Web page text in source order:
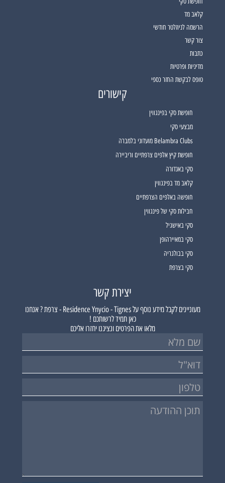
קלאב מד
הרשמה לניוזלטר חודשי
צור קשר
כתבות
מדיניות ופרטיות
טופס לבקשת החזר כספי
קישורים
חופשת סקי בפינגווין
מבצעי סקי
Belambra Clubs מועדוני בלמברה
חופשת קיץ אלפים צרפתיים וריביירה
סקי באנדורה
קלאב מד בפינגווין
חופשה באלפים הצרפתיים
חבילות סקי של פינגווין
סקי באישגיל
סקי במאיירהופן
סקי בבולגריה
סקי בצרפת
יצירת קשר
מעוניינים לקבל מידע נוסף עלResidence Ynycio - Tignes - צרפת ?
אנחנו
כאן תמיד לרשותכם !
מלאו את הפרטים ונציגנו יחזרו אליכם